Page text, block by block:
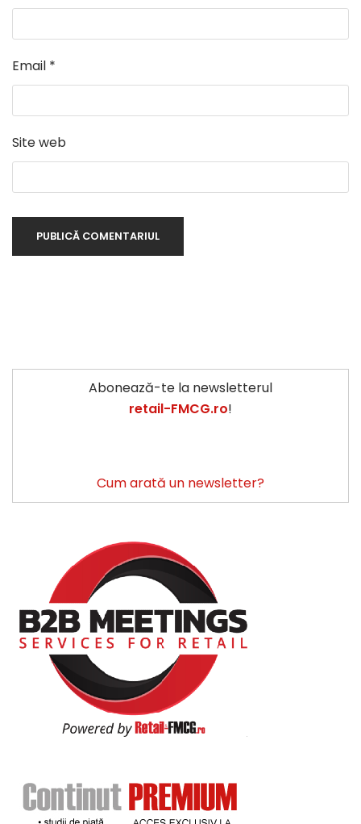
Email *
Site web
Abonează-te la newsletterul
retail-FMCG.ro!
Cum arată un newsletter?